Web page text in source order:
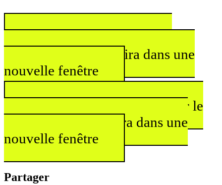
Ce lien s'ouvrira dans une
nouvelle fenêtre
Lire les 12 thèses pour filer le
Ce lien s'ouvrira dans une
nouvelle fenêtre
Partager